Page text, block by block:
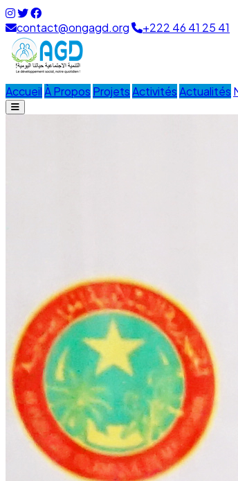
contact@ongagd.org +222 46 41 25 41
AccueilÀ Propos ProjetsActivitésActualités